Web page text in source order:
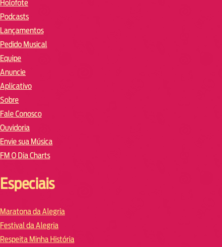
Holofote
Podcasts
Lançamentos
Pedido Musical
Equipe
Anuncie
Aplicativo
Sobre
Fale Conosco
Ouvidoria
Envie sua Música
FM O Dia Charts
Especiais
Maratona da Alegria
Festival da Alegria
Respeita Minha História